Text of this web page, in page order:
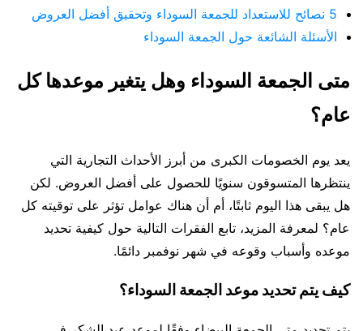
5 نصائح للاستعداد للجمعة السوداء وتحقيق أفضل العروض
الأسئلة الشائعة حول الجمعة السوداء
متى الجمعة السوداء وهل يتغير موعدها كل
عام؟
يعد يوم الخصومات الكبرى من أبرز الأحداث التجارية التي
ينتظرها المتسوقون سنويًا للحصول على أفضل العروض. لكن
هل يبقى هذا اليوم ثابتًا، أم أن هناك عوامل تؤثر على توقيته كل
عام؟ لمعرفة المزيد، تابع الفقرات التالية حول كيفية تحديد
موعده وأسباب وقوعه في شهر نوفمبر دائمًا.
كيف يتم تحديد موعد الجمعة السوداء؟